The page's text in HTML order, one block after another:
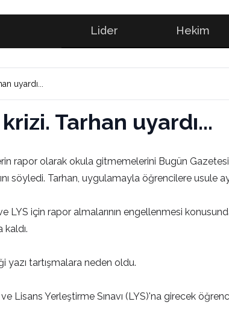
Lider Hekim
uyardı...
Tarhan uyardı...
rapor olarak okula gitmemelerini Bugün
söyledi. Tarhan, uygulamayla öğrencilere usule
LYS için rapor almalarının engellenmesi
yazı tartışmalara neden oldu.
ve Lisans Yerleştirme Sınavı (LYS)'na girecek